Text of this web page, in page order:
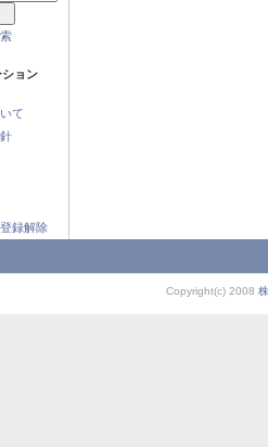
ョン
て
録解除
Copyright(c) 2008